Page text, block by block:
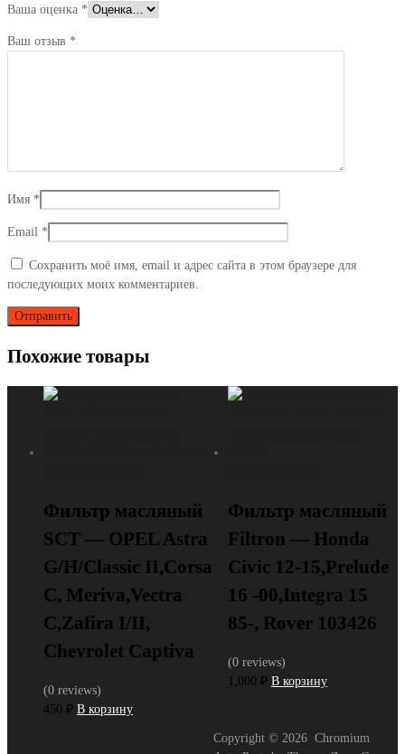
>;Peugeot
1.4
Ваша оценка *
Ваш отзыв *
Имя *
Email *
Сохранить моё имя, email и адрес сайта в этом браузере для
последующих моих комментариев.
Похожие товары
Фильтр масляный
SCT — OPEL Astra
G/H/Classic II,Corsa
C, Meriva,Vectra
C,Zafira I/II,
Chevrolet Captiva
(0 reviews)
450 ₽ В корзину
Фильтр масляный
Filtron — Honda
Civic 12-15,Prelude
16 -00,Integra 15
85-, Rover 103426
(0 reviews)
1,000 ₽ В корзину
Copyright © 2026 Chromium